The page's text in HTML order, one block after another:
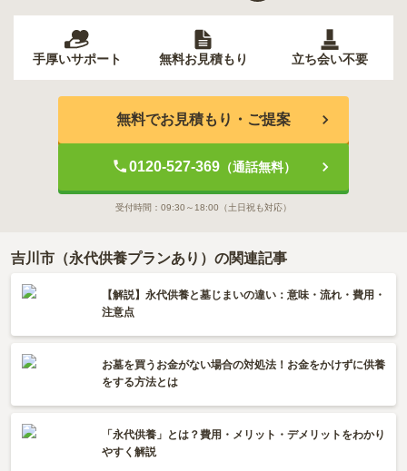
手厚いサポート 無料お見積もり 立ち会い不要
無料でお見積もり・ご提案
0120-527-369（通話無料）
受付時間： 09:30～18:00 （土日祝も対応）
吉川市（永代供養プランあり）の関連記事
【解説】永代供養と墓じまいの違い：意味・流れ・費用・
注意点
お墓を買うお金がない場合の対処法！お金をかけずに供養
をする方法とは
「永代供養」とは？費用・メリット・デメリットをわかり
やすく解説